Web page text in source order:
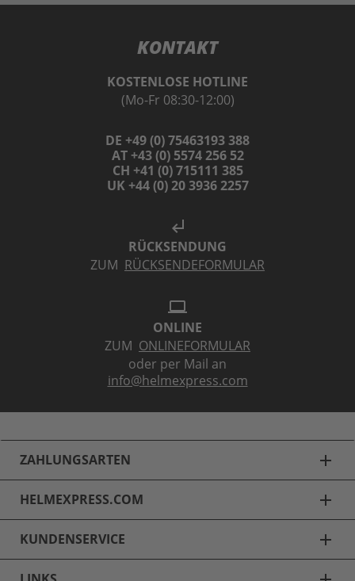
KONTAKT
KOSTENLOSE HOTLINE
(Mo-Fr 08:30-12:00)
DE +49 (0) 75463193 388
AT +43 (0) 5574 256 52
CH +41 (0) 715111 385
UK +44 (0) 20 3936 2257
subdirectory_arrow_left
RÜCKSENDUNG
ZUM RÜCKSENDEFORMULAR
laptop
ONLINE
ZUM ONLINEFORMULAR
oder per Mail an
info@helmexpress.com
ZAHLUNGSARTEN add
HELMEXPRESS.COM add
KUNDENSERVICE add